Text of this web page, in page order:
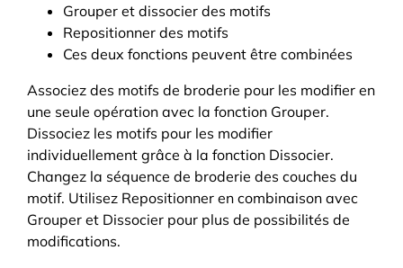
Grouper et dissocier des motifs
Repositionner des motifs
Ces deux fonctions peuvent être combinées
Associez des motifs de broderie pour les modifier en
une seule opération avec la fonction Grouper.
Dissociez les motifs pour les modifier
individuellement grâce à la fonction Dissocier.
Changez la séquence de broderie des couches du
motif. Utilisez Repositionner en combinaison avec
Grouper et Dissocier pour plus de possibilités de
modifications.